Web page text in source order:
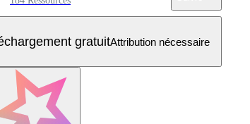
gratuitAttribution nécessaire